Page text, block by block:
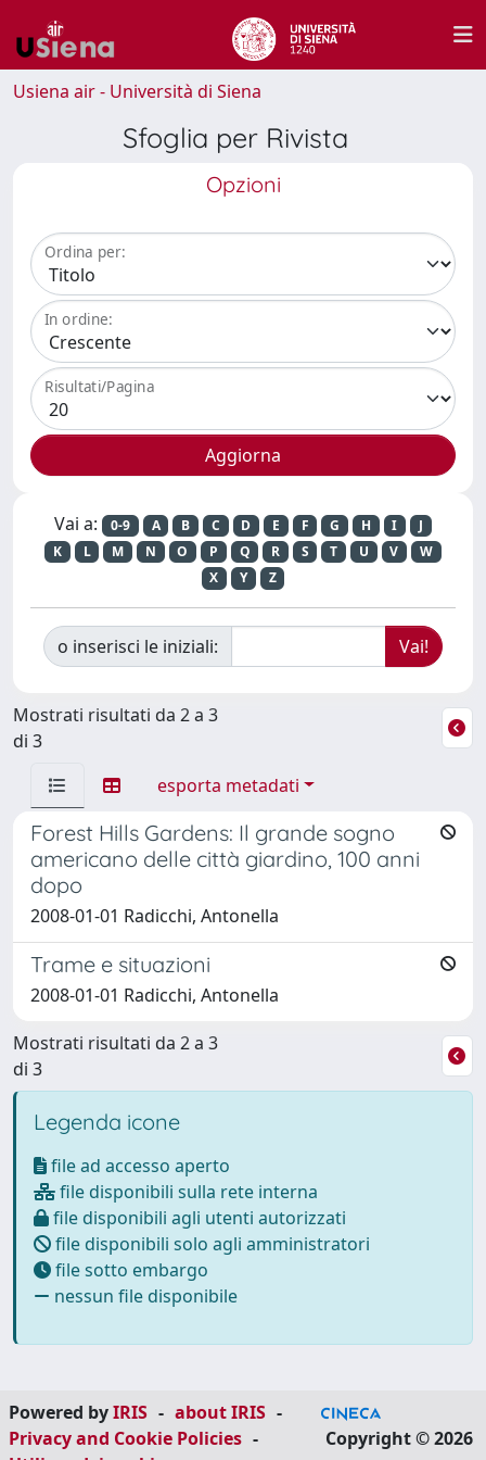
Usiena air - Università di Siena
Sfoglia per Rivista
Opzioni
Ordina per:
In ordine:
Risultati/Pagina
Vai a: 0-9 A B C D E F G H I
J
K
L M N O P Q R S T U V
W
X
Y Z
o inserisci le iniziali:
Mostrati risultati da 2 a 3
di 3
esporta metadati
Forest Hills Gardens: Il grande sogno
americano delle città giardino, 100 anni
dopo
2008-01-01 Radicchi, Antonella
Trame e situazioni
2008-01-01 Radicchi, Antonella
Mostrati risultati da 2 a 3
di 3
Legenda icone
file ad accesso aperto
file disponibili sulla rete interna
file disponibili agli utenti autorizzati
file disponibili solo agli amministratori
file sotto embargo
nessun file disponibile
Powered byIRIS - about IRIS -
Privacy and Cookie Policies -
Copyright © 2026